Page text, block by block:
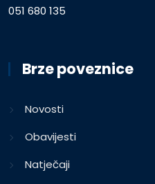
051 680 135
Brze poveznice
Novosti
Obavijesti
Natječaji